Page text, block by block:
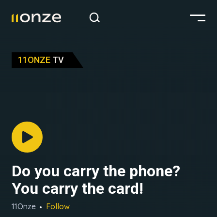
11ONZE TV
Do you carry the phone?
You carry the card!
11Onze Follow